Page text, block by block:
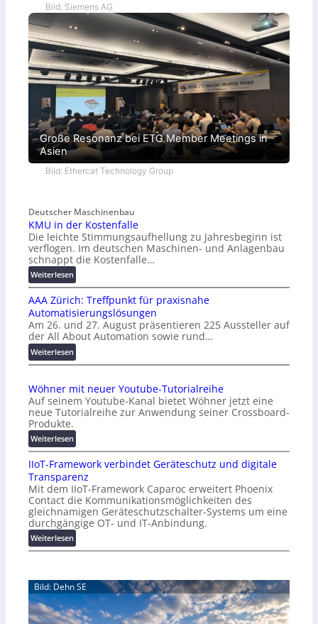
Bild: Siemens AG
Große Resonanz bei ETG Member Meetings in
Asien
Bild: Ethercat Technology Group
Deutscher Maschinenbau
KMU in der Kostenfalle
Die leichte Stimmungsaufhellung zu Jahresbeginn ist
verflogen. Im deutschen Maschinen- und Anlagenbau
schnappt die Kostenfalle…
Weiterlesen:
K
M
U
i
n
d
e
K
o
s
e
n
f
a
l
l
e
AAA Zürich: Treffpunkt für praxisnahe
Automatisierungslösungen
Am 26. und 27. August präsentieren 225 Aussteller auf
der All About Automation sowie rund…
Weiterlesen:
A
A
Z
ü
i
c
h
:
T
r
e
f
f
p
n
k
t
f
Wöhner mit neuer Youtube-Tutorialreihe
Auf seinem Youtube-Kanal bietet Wöhner jetzt eine
neue Tutorialreihe zur Anwendung seiner Crossboard-
Produkte.
Weiterlesen:
W
ö
h
n
e
r
m
i
t
e
u
e
r
IIoT-Framework verbindet Geräteschutz und digitale
Transparenz
Mit dem IIoT-Framework Caparoc erweitert Phoenix
Contact die Kommunikationsmöglichkeiten des
gleichnamigen Geräteschutzschalter-Systems um eine
durchgängige OT- und IT-Anbindung.
Weiterlesen:
I
T
-
F
Bild: Dehn SE